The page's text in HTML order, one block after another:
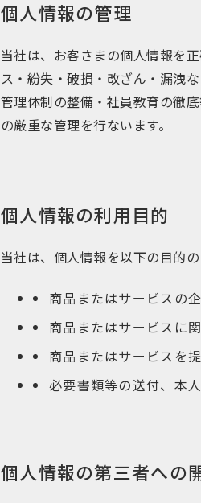
個人情報の管理
当社は、お客さまの個人情報を
ス・紛失・破損・改ざん・漏洩
管理体制の整備・社員教育の徹
の厳重な管理を行ないます。
個人情報の利用目的
当社は、個人情報を以下の目的の
商品またはサービスの
商品またはサービスに
商品またはサービスを
必要書類等の送付、本
個人情報の第三者への